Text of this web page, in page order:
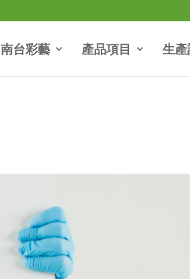
南台彩藝 產品項目 生